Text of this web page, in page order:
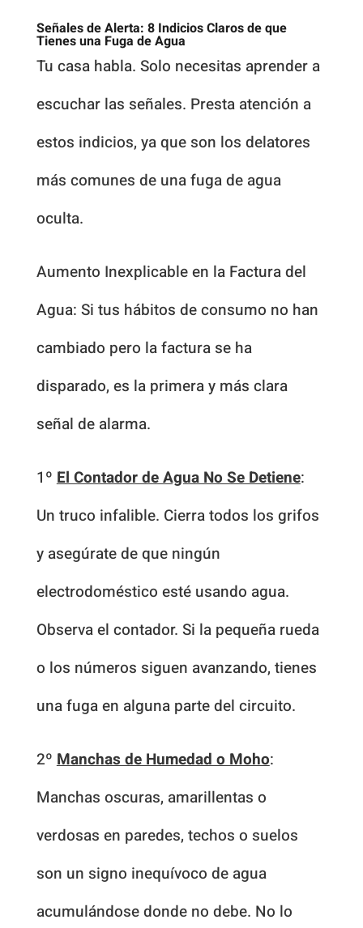
Señales de Alerta: 8 Indicios Claros de que
Tienes una Fuga de Agua
Tu casa habla. Solo necesitas aprender a
escuchar las señales. Presta atención a
estos indicios, ya que son los delatores
más comunes de una fuga de agua
oculta.
Aumento Inexplicable en la Factura del
Agua: Si tus hábitos de consumo no han
cambiado pero la factura se ha
disparado, es la primera y más clara
señal de alarma.
1ºEl Contador de Agua No Se Detiene:
Un truco infalible. Cierra todos los grifos
y asegúrate de que ningún
electrodoméstico esté usando agua.
Observa el contador. Si la pequeña rueda
o los números siguen avanzando, tienes
una fuga en alguna parte del circuito.
2ºManchas de Humedad o Moho:
Manchas oscuras, amarillentas o
verdosas en paredes, techos o suelos
son un signo inequívoco de agua
acumulándose donde no debe. No lo